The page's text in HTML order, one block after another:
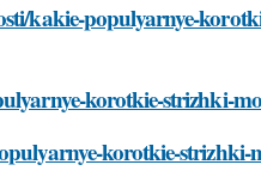
kakie-populyarnye-
korotkie-strizhki-
korotkie-